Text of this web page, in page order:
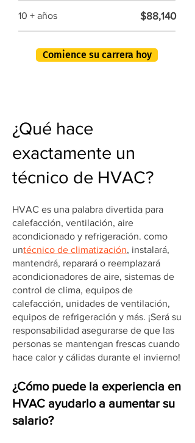
10 + años $88,140
Comience su carrera hoy
¿Qué hace
exactamente un
técnico de HVAC?
HVAC es una palabra divertida para
calefacción, ventilación, aire
acondicionado y refrigeración. como
untécnico de climatización, instalará,
mantendrá, reparará o reemplazará
acondicionadores de aire, sistemas de
control de clima, equipos de
calefacción, unidades de ventilación,
equipos de refrigeración y más. ¡Será su
responsabilidad asegurarse de que las
personas se mantengan frescas cuando
hace calor y cálidas durante el invierno!
¿Cómo puede la experiencia en
HVAC ayudarlo a aumentar su
salario?